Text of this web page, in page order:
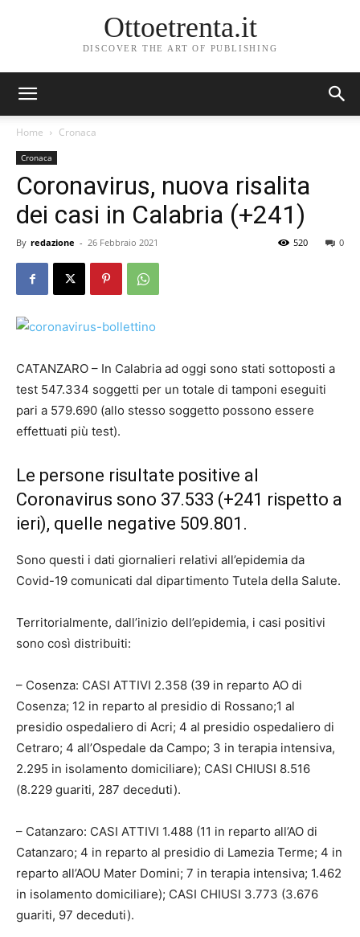
Ottoetrenta.it
DISCOVER THE ART OF PUBLISHING
Home Cronaca
Cronaca
Coronavirus, nuova risalita
dei casi in Calabria (+241)
By redazione - 26 Febbraio 2021 0
520
CATANZARO – In Calabria ad oggi sono stati sottoposti a
test 547.334 soggetti per un totale di tamponi eseguiti
pari a 579.690 (allo stesso soggetto possono essere
effettuati più test).
Le persone risultate positive al
Coronavirus sono 37.533 (+241 rispetto a
ieri), quelle negative 509.801.
Sono questi i dati giornalieri relativi all’epidemia da
Covid-19 comunicati dal dipartimento Tutela della Salute.
Territorialmente, dall’inizio dell’epidemia, i casi positivi
sono così distribuiti:
– Cosenza: CASI ATTIVI 2.358 (39 in reparto AO di
Cosenza; 12 in reparto al presidio di Rossano;1 al
presidio ospedaliero di Acri; 4 al presidio ospedaliero di
Cetraro; 4 all’Ospedale da Campo; 3 in terapia intensiva,
2.295 in isolamento domiciliare); CASI CHIUSI 8.516
(8.229 guariti, 287 deceduti).
– Catanzaro: CASI ATTIVI 1.488 (11 in reparto all’AO di
Catanzaro; 4 in reparto al presidio di Lamezia Terme; 4 in
reparto all’AOU Mater Domini; 7 in terapia intensiva; 1.462
in isolamento domiciliare); CASI CHIUSI 3.773 (3.676
guariti, 97 deceduti).